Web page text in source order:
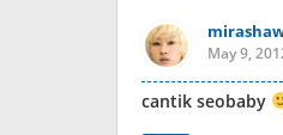
May 9,
cantik seobaby